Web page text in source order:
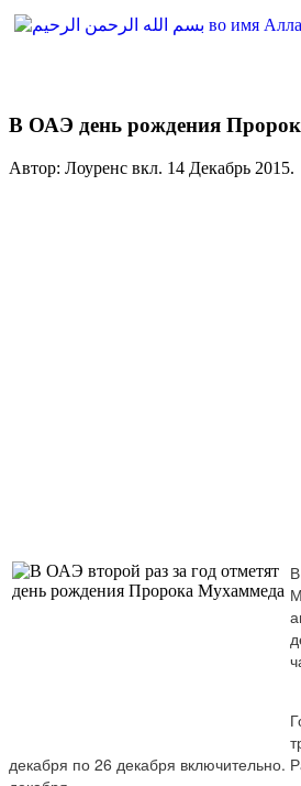
В ОАЭ день рождения
Автор: Лоуренс вкл. 14 Декабрь 2015.
декабря по 26 декабря включительно.